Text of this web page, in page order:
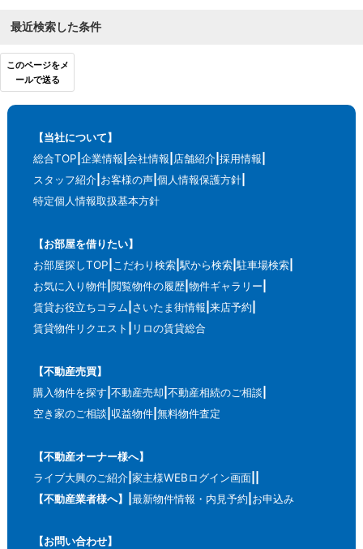
最近検索した条件
このページをメ
ールで送る
【当社について】
総合TOP 企業情報 会社情報 店舗紹介 採用情報
スタッフ紹介 お客様の声 個人情報保護方針
特定個人情報取扱基本方針
【お部屋を借りたい】
お部屋探しTOP こだわり検索 駅から検索 駐車場検索
お気に入り物件 閲覧物件の履歴 物件ギャラリー
賃貸お役立ちコラム さいたま街情報 来店予約
賃貸物件リクエスト
リロの賃貸総合
【不動産売買】
購入物件を探す 不動産売却 不動産相続のご相談
空き家のご相談 収益物件 無料物件査定
【不動産オーナー様へ】
ライブ大興のご紹介 家主様WEBログイン画面
【不動産業者様へ】
最新物件情報・内見予約 お申込み
【お問い合わせ】